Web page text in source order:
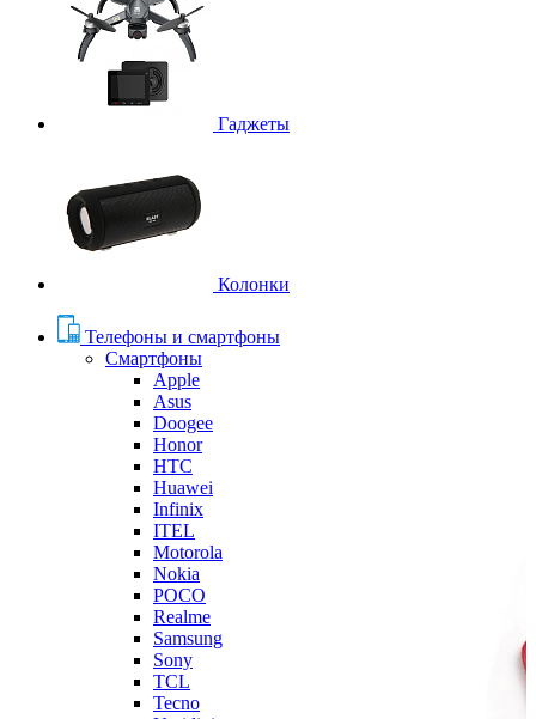
Гаджеты
Колонки
Телефоны и смартфоны
Смартфоны
Apple
Asus
Doogee
Honor
HTC
Huawei
Infinix
ITEL
Motorola
Nokia
POCO
Realme
Samsung
Sony
TCL
Tecno